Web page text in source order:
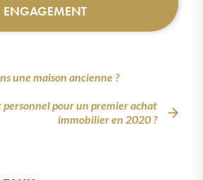
ENGAGEMENT
une maison ancienne ?
personnel pour un premier achat
immobilier en 2020 ?